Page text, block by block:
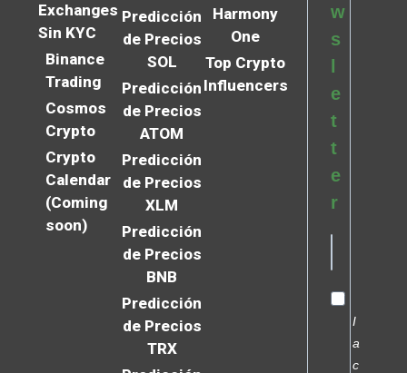
Exchanges
Sin KYC
Binance
Trading
Cosmos
Crypto
Crypto
Calendar
(Coming
soon)
Predicción
de Precios
SOL
Predicción
de Precios
ATOM
Predicción
de Precios
XLM
Predicción
de Precios
BNB
Predicción
de Precios
TRX
Harmony
One
Top Crypto
Influencers
w
s
e
t
t
e
r
I
a
c